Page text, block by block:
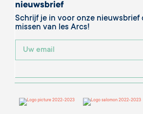
nieuwsbrief
Schrijf je in voor onze nieuwsbrief
missen van les Arcs!